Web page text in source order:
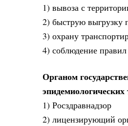
1) вывоза с
2) быструю выгрузку
3) охрану
4) соблюдение
Органом
1) Росздравнадзор
2) лицензирующий